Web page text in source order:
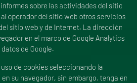
sobre las actividades del sitio
operador del sitio web otros servicios
sitio web y de Internet. La dirección
en el marco de Google Analytics
de Google.
de cookies seleccionando la
su navegador, sin embargo, tenga en